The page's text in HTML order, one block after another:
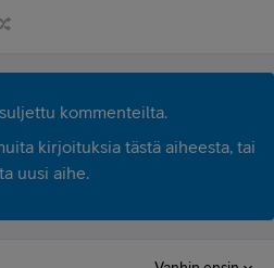
kommenteilta.
kirjoituksia tästä aiheesta, tai
uusi aihe.